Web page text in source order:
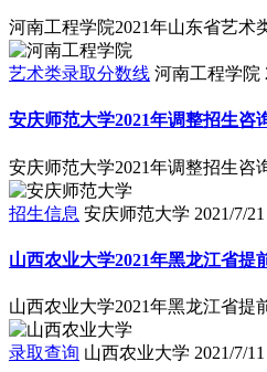
河南工程学院2021年山东省艺术
艺术类录取分数线 河南工程学院
安庆师范大学2021年调整招生咨
安庆师范大学2021年调整招生咨
招生信息 安庆师范大学 2021/7/21
山西农业大学2021年黑龙江省提
山西农业大学2021年黑龙江省提
录取查询 山西农业大学 2021/7/11